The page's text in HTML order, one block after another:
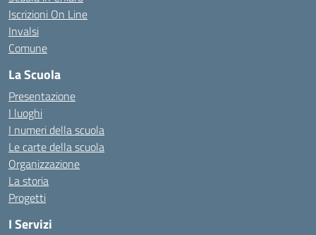
Iscrizioni On Line
Invalsi
Comune
La Scuola
Presentazione
I luoghi
I numeri della scuola
Le carte della scuola
Organizzazione
La storia
Progetti
I Servizi